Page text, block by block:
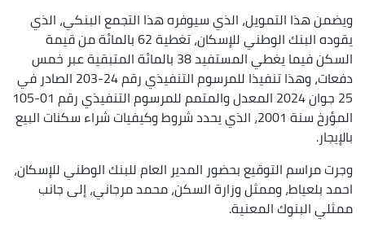
ويضمن هذا التمويل، الذي سيوفره هذا التجمع البنكي، الذي
يقوده البنك الوطني للإسكان، تغطية 62 بالمائة من قيمة
السكن فيما يغطي المستفيد 38 بالمائة المتبقية عبر خمس
دفعات، وهذا تنفيذا للمرسوم التنفيذي رقم 24-203 الصادر في
25 جوان 2024 المعدل والمتمم للمرسوم التنفيذي رقم 01-105
المؤرخ سنة 2001، الذي يحدد شروط وكيفيات شراء سكنات البيع
بالإيجار.
وجرت مراسم التوقيع بحضور المدير العام للبنك الوطني للإسكان،
احمد بلعياط، وممثل وزارة السكن، محمد مرجاني، إلى جانب
ممثلي البنوك المعنية.